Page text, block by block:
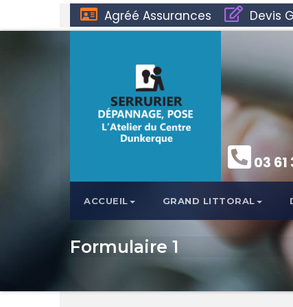
Agréé Assurances Devis
03 61
ACCUEIL GRAND LITTORAL
Formulaire 1